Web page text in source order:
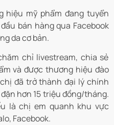
hiệu mỹ phẩm đang tuyển
bán hàng qua Facebook
da cơ bản.
chỉ livestream, chia sẻ
và được thương hiệu đào
đã trở thành đại lý chính
hơn 15 triệu đồng/tháng.
là chị em quanh khu vực
Facebook.